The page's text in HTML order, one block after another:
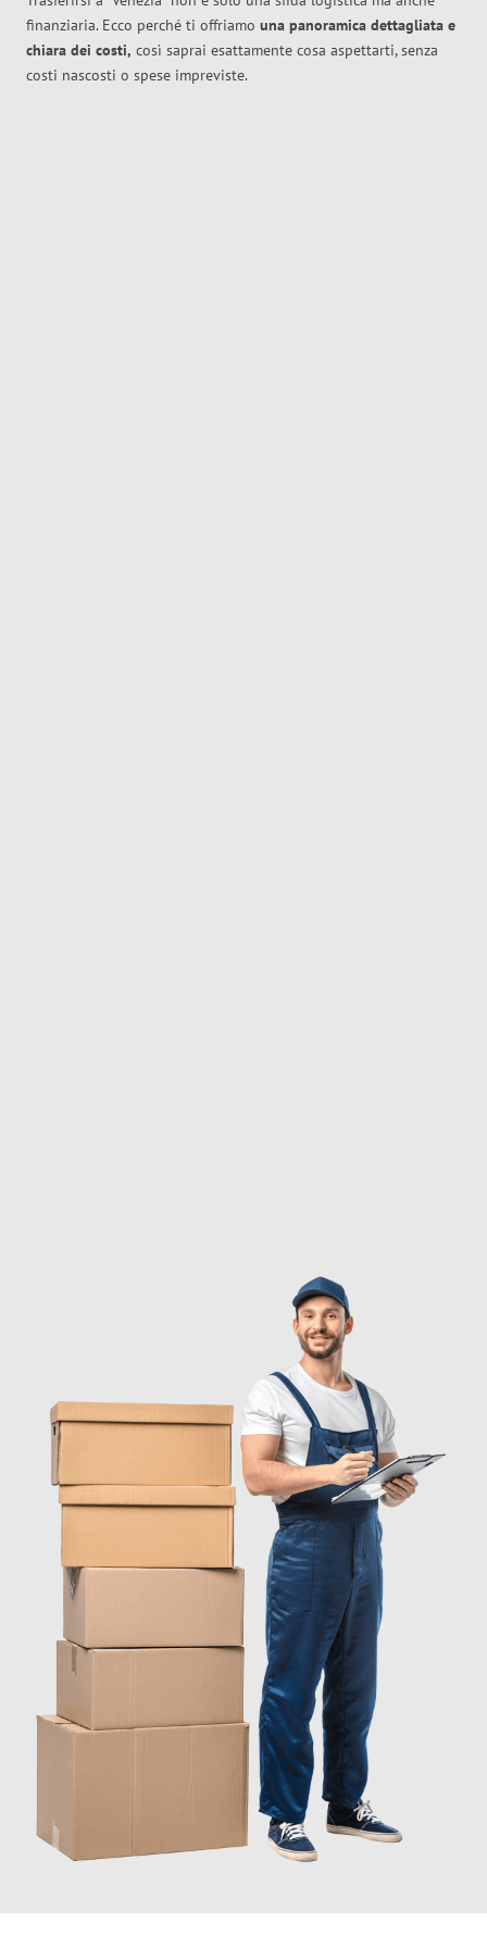
finanziaria. Ecco perché ti offriamo una panoramica dettagliata e
chiara dei costi, così saprai esattamente cosa aspettarti, senza
costi nascosti o spese impreviste.